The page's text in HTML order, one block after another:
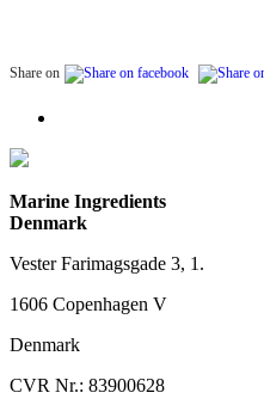
Share on
Marine Ingredients
Denmark
Vester Farimagsgade 3, 1.
1606 Copenhagen V
Denmark
CVR Nr.: 83900628